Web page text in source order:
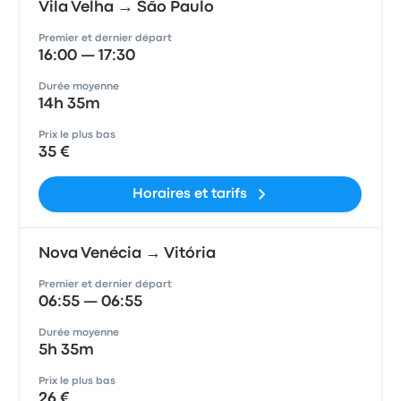
Vila Velha → São Paulo
Premier et dernier départ
16:00 — 17:30
Durée moyenne
14h 35m
Prix le plus bas
35 €
Horaires et tarifs
Nova Venécia → Vitória
Premier et dernier départ
06:55 — 06:55
Durée moyenne
5h 35m
Prix le plus bas